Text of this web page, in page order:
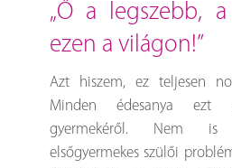
„ő a legszebb, a legédesebb
ezen a világon!”
Azt hiszem, ez teljesen
Minden édesanya ezt
gyermekéről. Nem is
elsőgyermekes szülői